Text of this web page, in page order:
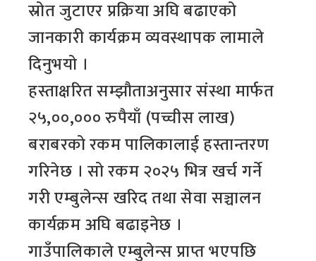
स्रोत जुटाएर प्रक्रिया अघि बढाएको
जानकारी कार्यक्रम व्यवस्थापक लामाले
दिनुभयो ।
हस्ताक्षरित सम्झौताअनुसार संस्था मार्फत
२५,००,००० रुपैयाँ (पच्चीस लाख)
बराबरको रकम पालिकालाई हस्तान्तरण
गरिनेछ । सो रकम २०२५ भित्र खर्च गर्ने
गरी एम्बुलेन्स खरिद तथा सेवा सञ्चालन
कार्यक्रम अघि बढाइनेछ ।
गाउँपालिकाले एम्बुलेन्स प्राप्त भएपछि